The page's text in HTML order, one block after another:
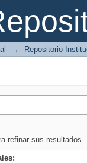
→ Repositorio
refinar sus resultados.